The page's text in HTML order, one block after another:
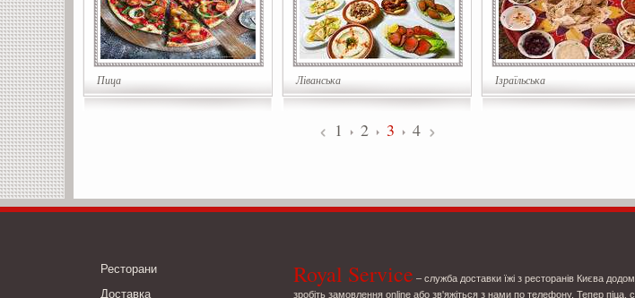
Пица Ліванська Ізраїльська
1 2 3 4
Ресторани
Доставка
Royal Service – служба доставки їжі з ресторанів Києва
зробіть замовлення online або зв'яжіться з нами по телефону. Тепер піца,